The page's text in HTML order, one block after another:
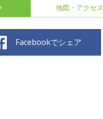
地図・アクセス
Facebookでシェア